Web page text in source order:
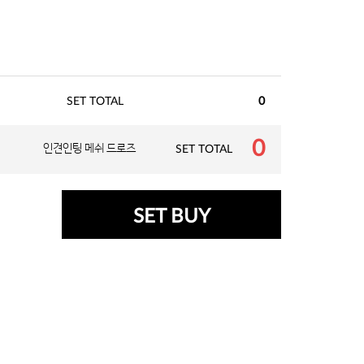
SET TOTAL 0
인견인팅 메쉬 드로즈 SET TOTAL 0
SET BUY